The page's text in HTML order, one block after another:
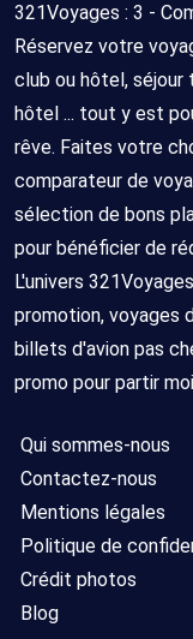
321Voyages : 3 -
Réservez votre
club ou hôtel, séjour
hôtel ... tout y est
rêve. Faites votre
comparateur de
sélection de bons
pour bénéficier de
L'univers
promotion, voyages
billets d'avion pas
promo pour partir
Qui sommes-nous
Contactez-nous
Mentions légales
Politique de
Crédit photos
Blog